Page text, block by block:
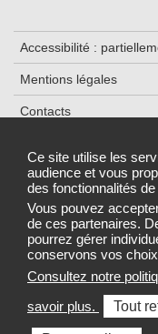
Ce site utilise les
audience et vous
des fonctionnalités
Vous pouvez
de ces partenaires.
pourrez gérer
conservons vos
Consultez notre
savoir plus.
Tout
Accessibilité :
Mentions légales
Contacts
Données personnelles
Gestion des cookies
Sélectionnez une région
régionale de santé